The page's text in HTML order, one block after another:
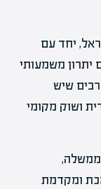
יחד עם
יתרון משמעותי
שיש
ושוק מקומי
ומקדמת